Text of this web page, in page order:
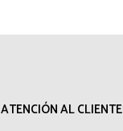
ATENCIÓN AL CLIENTE